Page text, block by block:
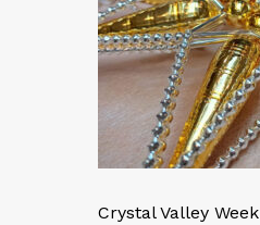
Crystal Valley Week